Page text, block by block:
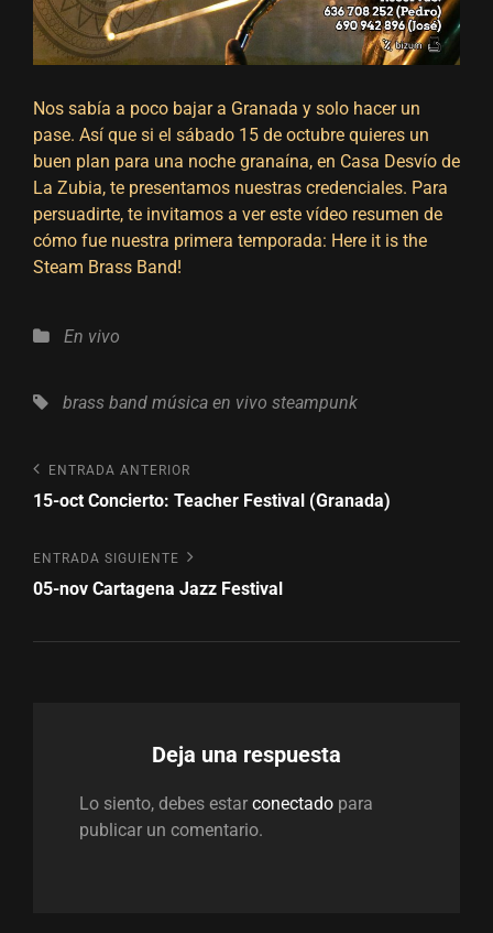
Nos sabía a poco bajar a Granada y solo hacer un
pase. Así que si el sábado 15 de octubre quieres un
buen plan para una noche granaína, en Casa Desvío de
La Zubia, te presentamos nuestras credenciales. Para
persuadirte, te invitamos a ver este vídeo resumen de
cómo fue nuestra primera temporada: Here it is the
Steam Brass Band!
Categorías
En vivo
Etiquetas,
brass band música en vivo steampunk
Navegación
de
Entrada
anterior
ENTRADA ANTERIOR
15-oct Concierto: Teacher Festival (Granada)
Entrada
siguiente
ENTRADA SIGUIENTE
05-nov Cartagena Jazz Festival
Deja una respuesta
Lo siento, debes estar conectado para
publicar un comentario.